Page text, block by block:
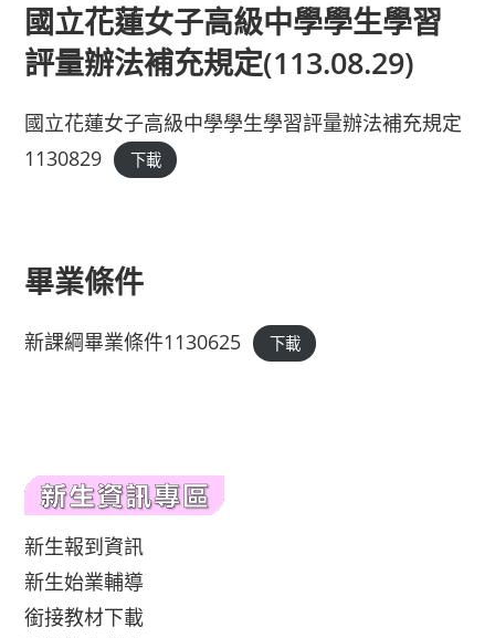
國立花蓮女子高級中學學生學習
評量辦法補充規定(113.08.29)
國立花蓮女子高級中學學生學習評量辦法補充規定
1130829
下載
畢業條件
新課綱畢業條件1130625 下載
新生報到資訊
新生始業輔導
銜接教材下載